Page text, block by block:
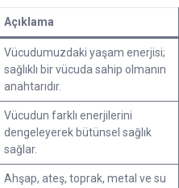
Açıklama
Vücudumuzdaki yaşam enerjisi;
sağlıklı bir vücuda sahip olmanın
anahtarıdır.
Vücudun farklı enerjilerini
dengeleyerek bütünsel sağlık
sağlar.
Ahşap, ateş, toprak, metal ve su